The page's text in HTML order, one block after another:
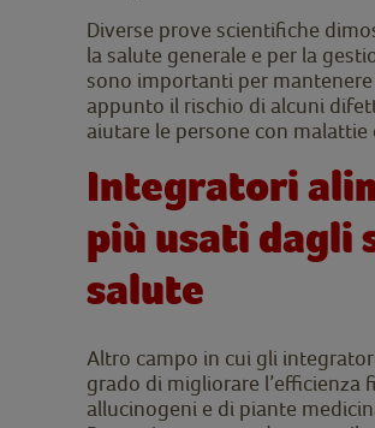
Diverse prove scientifiche
la salute generale e per la
sono importanti per
appunto il rischio di alcuni
aiutare le persone con malattie
Integratori
più usati dagli
salute
Altro campo in cui gli
grado di migliorare l’efficienza
allucinogeni e di piante